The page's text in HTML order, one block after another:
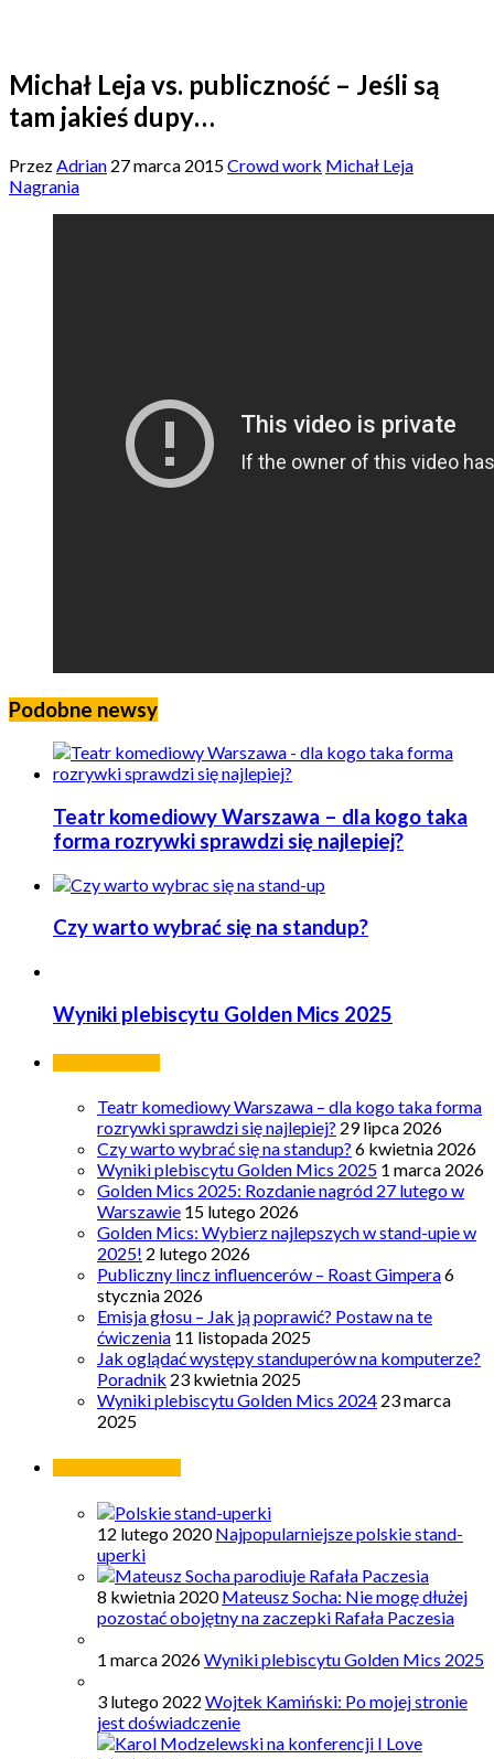
Michał Leja vs. publiczność – Jeśli są
tam jakieś dupy…
PrzezAdrian 27 marca 2015Crowd work Michał Leja
Nagrania
Podobne newsy
Teatr komediowy Warszawa – dla kogo taka
forma rozrywki sprawdzi się najlepiej?
Czy warto wybrać się na standup?
Wyniki plebiscytu Golden Mics 2025
Teatr komediowy Warszawa – dla kogo taka forma
rozrywki sprawdzi się najlepiej? 29 lipca 2026
Czy warto wybrać się na standup? 6 kwietnia 2026
Wyniki plebiscytu Golden Mics 2025 1 marca 2026
Golden Mics 2025: Rozdanie nagród 27 lutego w
Warszawie 15 lutego 2026
Golden Mics: Wybierz najlepszych w stand-upie w
2025! 2 lutego 2026
Publiczny lincz influencerów – Roast Gimpera6
stycznia 2026
Emisja głosu – Jak ją poprawić? Postaw na te
ćwiczenia 11 listopada 2025
Jak oglądać występy standuperów na komputerze?
Poradnik 23 kwietnia 2025
Wyniki plebiscytu Golden Mics 2024 23 marca
2025
12 lutego 2020 Najpopularniejsze polskie stand-
uperki
8 kwietnia 2020 Mateusz Socha: Nie mogę dłużej
pozostać obojętny na zaczepki Rafała Paczesia
1 marca 2026Wyniki plebiscytu Golden Mics 2025
3 lutego 2022 Wojtek Kamiński: Po mojej stronie
jest doświadczenie